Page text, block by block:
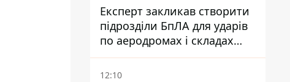
Експерт закликав створити
підрозділи БпЛА для ударів
по аеродромах і складах
КАБів ворога
12:10